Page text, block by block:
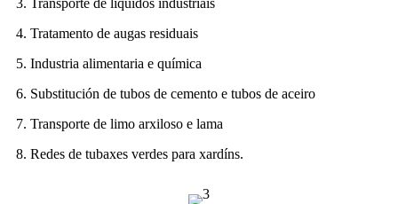
3. Transporte de líquidos industriais
4. Tratamento de augas residuais
5. Industria alimentaria e química
6. Substitución de tubos de cemento e tubos de aceiro
7. Transporte de limo arxiloso e lama
8. Redes de tubaxes verdes para xardíns.